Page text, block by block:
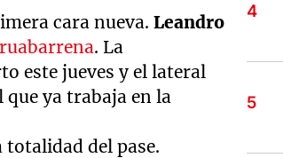
cara nueva.Leandro
. La
este jueves y el lateral
ya trabaja en la
totalidad del pase.